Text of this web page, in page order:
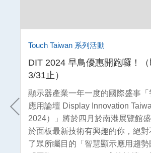
Touch Taiwan 系列活動
DIT 2024 早鳥優惠開跑囉！（
3/31止）
顯示器產業一年一度的國際盛事
應用論壇 Display Innovation
2024）」將於四月於南港展覽館
於面板最新技術有興趣的你，絕
了眾所矚目的「智慧顯示應用趨勢